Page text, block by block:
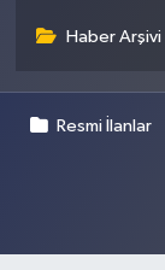
Haber Arşivi
Resmi İlanlar